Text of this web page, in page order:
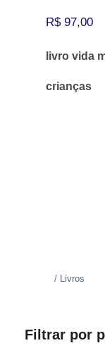
R$97,00
livro vida
crianças
/ Livros
Filtrar por